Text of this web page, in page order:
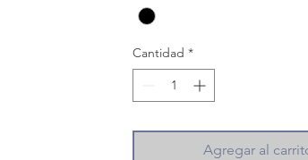
hasta donde llaga el
Las medidas
prendas apoyadas en un
aproximadas.
Cantidad *
Agregar al